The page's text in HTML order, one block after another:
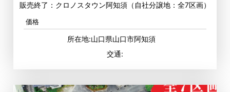
販売終了：クロノスタウン阿知須（自社分譲地：全7区画）
価格
所在地:山口県山口市阿知須
交通: